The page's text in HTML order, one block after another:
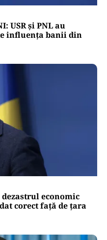
USR și PNL au
influența banii din
economic
corect față de țara